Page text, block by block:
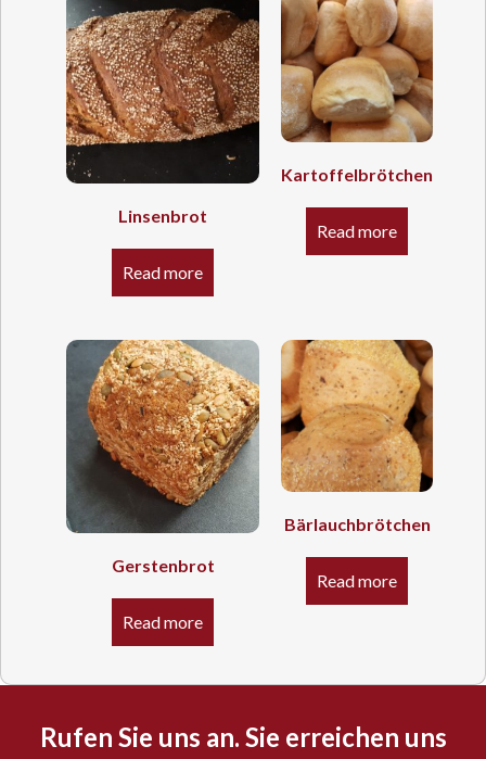
Linsenbrot
Read more
Kartoffelbrötchen
Read more
Gerstenbrot
Read more
Bärlauchbrötchen
Read more
Rufen Sie uns an. Sie erreichen uns